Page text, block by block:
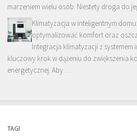
marzeniem wielu osób. Niestety droga do
Klimatyzacja w inteligentnym
optymalizować komfort oraz
Integracja klimatyzacji z
kluczowy krok w dążeniu do zwiększenia
energetycznej. Aby …
TAGI